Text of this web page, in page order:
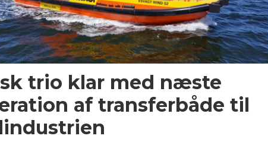
trio klar med næste
af transferbåde til